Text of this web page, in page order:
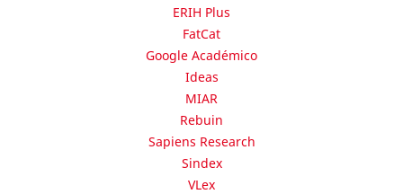
ERIH Plus
FatCat
Google Académico
Ideas
MIAR
Rebuin
Sapiens Research
Sindex
VLex